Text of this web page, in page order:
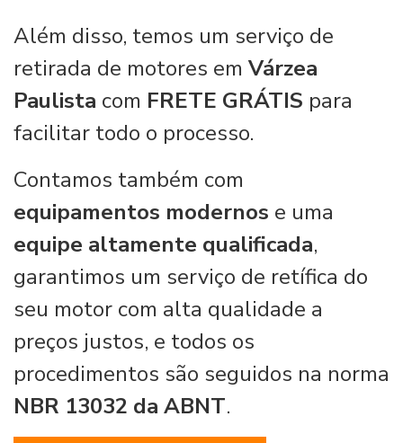
Além disso, temos um serviço de
retirada de motores em Várzea
Paulista com FRETE GRÁTIS para
facilitar todo o processo.
Contamos também com
equipamentos modernos e uma
equipe altamente qualificada,
garantimos um serviço de retífica do
seu motor com alta qualidade a
preços justos, e todos os
procedimentos são seguidos na norma
NBR 13032 da ABNT.